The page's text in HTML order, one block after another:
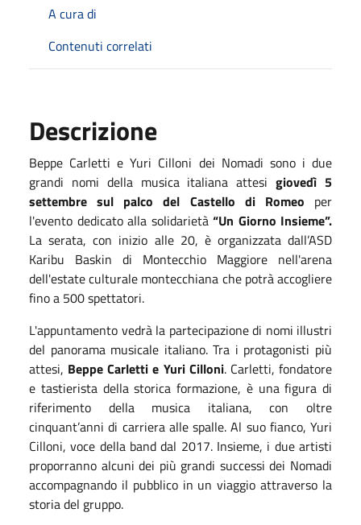
A cura di
Contenuti correlati
Descrizione
Beppe Carletti e Yuri Cilloni dei Nomadi sono i due
grandi nomi della musica italiana attesigiovedì 5
settembre sul palco del Castello di Romeo per
l'evento dedicato alla solidarietà “Un Giorno Insieme”.
La serata, con inizio alle 20, è organizzata dall’ASD
Karibu Baskin di Montecchio Maggiore nell'arena
dell'estate culturale montecchiana che potrà accogliere
fino a 500 spettatori.
L'appuntamento vedrà la partecipazione di nomi illustri
del panorama musicale italiano. Tra i protagonisti più
attesi, Beppe Carletti e Yuri Cilloni. Carletti, fondatore
e tastierista della storica formazione, è una figura di
riferimento della musica italiana, con oltre
cinquant’anni di carriera alle spalle. Al suo fianco, Yuri
Cilloni, voce della band dal 2017. Insieme, i due artisti
proporranno alcuni dei più grandi successi dei Nomadi
accompagnando il pubblico in un viaggio attraverso la
storia del gruppo.